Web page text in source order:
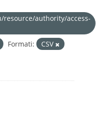
authority/access-
Formati:
CSV